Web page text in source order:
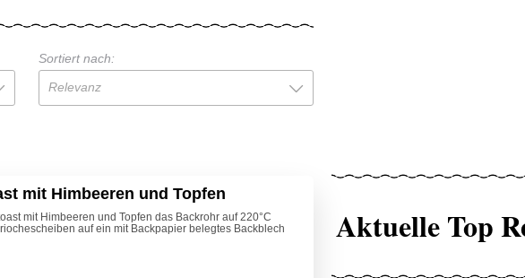
Sortiert nach:
Relevanz
mit Himbeeren und Topfen
mit Himbeeren und Topfen das Backrohr auf 220°C
auf ein mit Backpapier belegtes Backblech
Aktuelle Top